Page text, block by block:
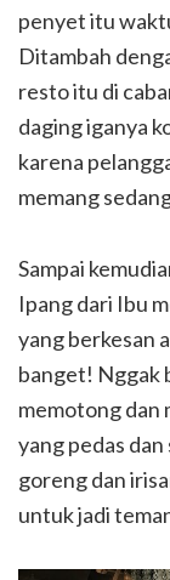
penyet itu
Ditambah
resto itu di
daging iganya
karena
memang
Sampai
Ipang dari Ibu
yang berkesan
banget! Nggak
memotong dan
yang pedas
goreng dan
untuk jadi